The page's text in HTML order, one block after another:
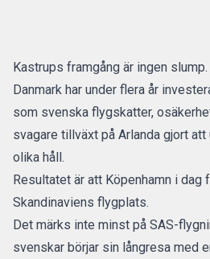
Kastrups framgång är ingen slump.
Danmark har under flera år
som svenska flygskatter,
svagare tillväxt på Arlanda gjort
olika håll.
Resultatet är att Köpenhamn i dag
Skandinaviens flygplats.
Det märks inte minst på SAS-
svenskar börjar sin långresa med